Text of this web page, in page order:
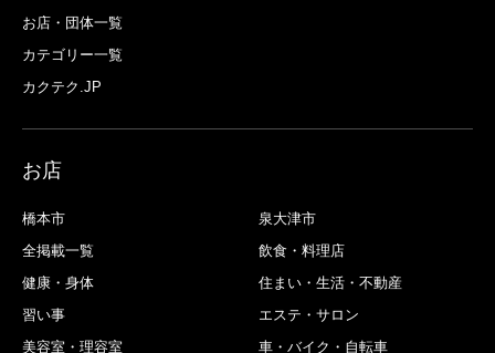
お店・団体一覧
カテゴリー一覧
カクテク.JP
お店
橋本市
泉大津市
全掲載一覧
飲食・料理店
健康・身体
住まい・生活・不動産
習い事
エステ・サロン
美容室・理容室
車・バイク・自転車